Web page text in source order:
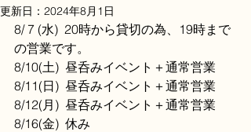
更新日： 2024年8月1日
8/ 7 (水)  20時から貸切の為、19時まで
の営業です。
8/10(土)  昼呑みイベント＋通常営業
8/11(日)  昼呑みイベント＋通常営業
8/12(月)  昼呑みイベント＋通常営業
8/16(金)  休み